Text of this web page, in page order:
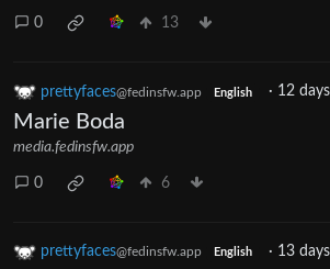
0 13
prettyfaces@fedinsfw.app English · 12
Marie Boda
media.fedinsfw.app
0 6
prettyfaces@fedinsfw.app English · 13